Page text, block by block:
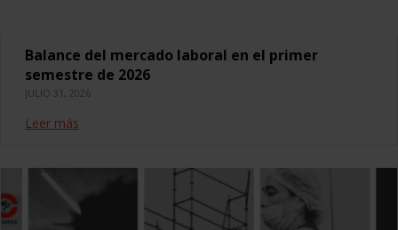
Balance del mercado laboral en el primer
semestre de 2026
JULIO 31, 2026
Leer más